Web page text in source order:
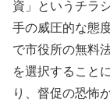
資」というチラ
手の威圧的な態
で市役所の無料
を選択すること
り、督促の恐怖